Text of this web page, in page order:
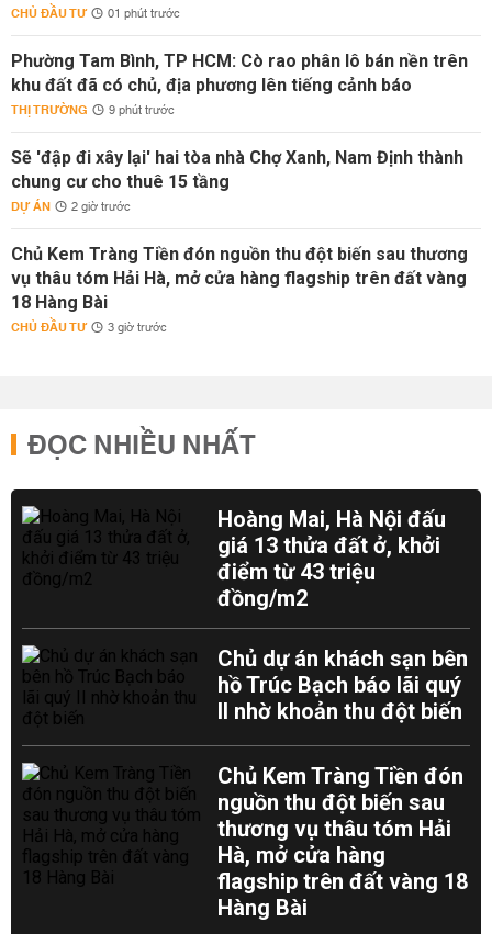
CHỦ ĐẦU TƯ 01 phút trước
Phường Tam Bình, TP HCM: Cò rao phân lô bán nền trên
khu đất đã có chủ, địa phương lên tiếng cảnh báo
THỊ TRƯỜNG 9 phút trước
Sẽ 'đập đi xây lại' hai tòa nhà Chợ Xanh, Nam Định thành
chung cư cho thuê 15 tầng
DỰ ÁN 2 giờ trước
Chủ Kem Tràng Tiền đón nguồn thu đột biến sau thương
vụ thâu tóm Hải Hà, mở cửa hàng flagship trên đất vàng
18 Hàng Bài
CHỦ ĐẦU TƯ 3 giờ trước
ĐỌC NHIỀU NHẤT
Hoàng Mai, Hà Nội đấu
giá 13 thửa đất ở, khởi
điểm từ 43 triệu
đồng/m2
Chủ dự án khách sạn bên
hồ Trúc Bạch báo lãi quý
II nhờ khoản thu đột biến
Chủ Kem Tràng Tiền đón
nguồn thu đột biến sau
thương vụ thâu tóm Hải
Hà, mở cửa hàng
flagship trên đất vàng 18
Hàng Bài